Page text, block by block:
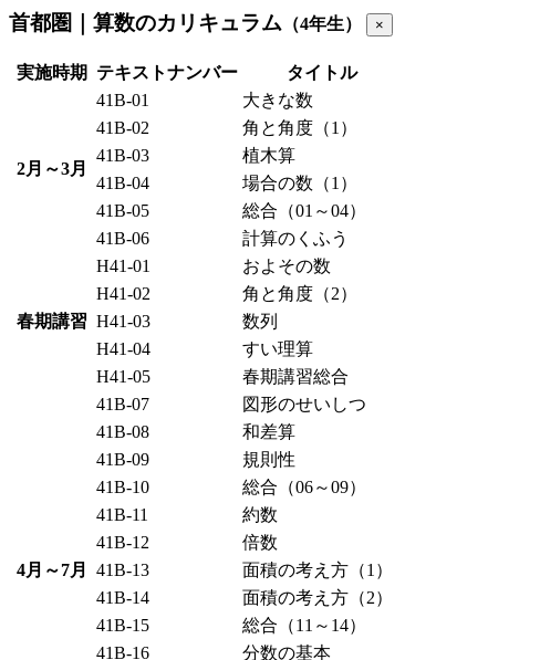
首都圏｜算数のカリキュラム （4年生） ×
実施時期 テキストナンバー タイトル
2月～3月
41B-01
大きな数
41B-02
角と角度（1）
41B-03
植木算
41B-04
場合の数（1）
41B-05
総合（01～04）
41B-06
計算のくふう
春期講習
H41-01
およその数
H41-02
角と角度（2）
H41-03
数列
H41-04
すい理算
H41-05
春期講習総合
4月～7月
41B-07
図形のせいしつ
41B-08
和差算
41B-09
規則性
41B-10
総合（06～09）
41B-11
約数
41B-12
倍数
41B-13
面積の考え方（1）
41B-14
面積の考え方（2）
41B-15
総合（11～14）
41B-16
分数の基本